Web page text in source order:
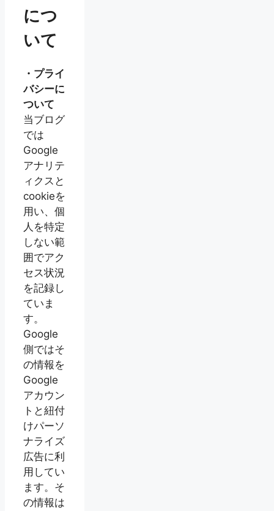
につ
いて
・プライ
バシーに
ついて
当ブログ
では
Google
アナリテ
ィクスと
cookieを
用い、個
人を特定
しない範
囲でアク
セス状況
を記録し
ていま
す。
Google
側ではそ
の情報を
Google
アカウン
トと紐付
けパーソ
ナライズ
広告に利
用してい
ます。そ
の情報は